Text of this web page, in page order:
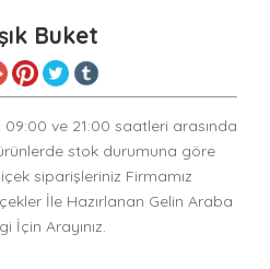
Buket
ve 21:00 saatleri arasında
stok durumuna göre
siparişleriniz Firmamız
İle Hazırlanan Gelin Araba
İçin Arayınız.